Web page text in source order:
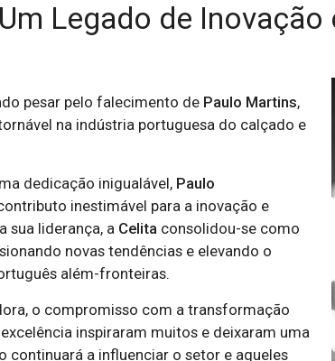
Legado de
pesar pelo falecimento de Paulo Martins,
na indústria portuguesa do calçado e
dedicação inigualável, Paulo
inestimável para a inovação e
sua liderança, a Celita consolidou-se como
novas tendências e elevando o
além-fronteiras.
o compromisso com a transformação
inspiraram muitos e deixaram uma
continuará a influenciar o setor e aqueles